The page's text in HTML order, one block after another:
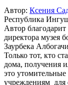
Автор: Ксения
Республика
Автор
директора музея
Заурбека
Только тот, кто
дома, получения
это
учреждениям для